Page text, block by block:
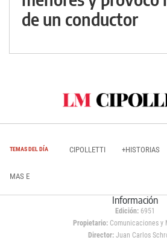
de un conductor
TEMAS DEL DÍA CIPOLLETTI +HISTORIAS
MAS E
Información
Edición: 6951
Propietario:Comunicaciones y
Director: Juan Carlos